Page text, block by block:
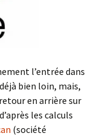
l’entrée dans
bien loin, mais,
en arrière sur
les calculs
(société